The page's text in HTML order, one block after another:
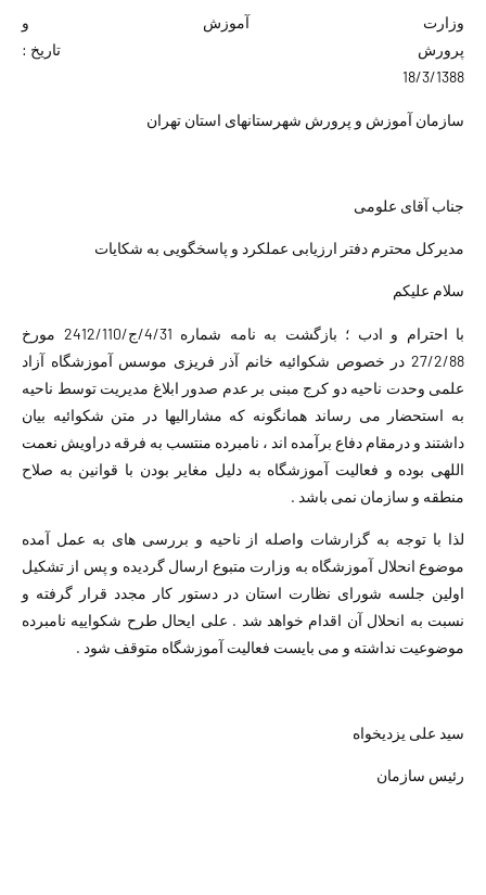
وزارت آموزش و
پرورش تاریخ :
18/3/1388
سازمان آموزش و پرورش شهرستانهای استان تهران
جناب آقای علومی
مدیرکل محترم دفتر ارزیابی عملکرد و پاسخگویی به شکایات
سلام علیکم
با احترام و ادب ؛ بازگشت به نامه شماره 4/31/ج/2412/110 مورخ
27/2/88 در خصوص شکوائیه خانم آذر فریزی موسس آموزشگاه آزاد
علمی وحدت ناحیه دو کرج مبنی بر عدم صدور ابلاغ مدیریت توسط ناحیه
به استحضار می رساند همانگونه که مشارالیها در متن شکوائیه بیان
داشتند و درمقام دفاع برآمده اند ، نامبرده منتسب به فرقه دراویش نعمت
اللهی بوده و فعالیت آموزشگاه به دلیل مغایر بودن با قوانین به صلاح
منطقه و سازمان نمی باشد .
لذا با توجه به گزارشات واصله از ناحیه و بررسی های به عمل آمده
موضوع انحلال آموزشگاه به وزارت متبوع ارسال گردیده و پس از تشکیل
اولین جلسه شورای نظارت استان در دستور کار مجدد قرار گرفته و
نسبت به انحلال آن اقدام خواهد شد . علی ایحال طرح شکواییه نامبرده
موضوعیت نداشته و می بایست فعالیت آموزشگاه متوقف شود .
سید علی یزدیخواه
رئیس سازمان